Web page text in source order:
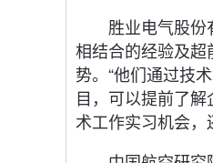
胜业电气股
相结合的经验及
势。“他们通过技
目，可以提前了
术工作实习机会，